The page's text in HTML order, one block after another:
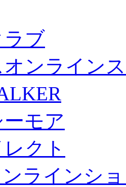
ラブ
ンライン
モア
クト
ラインシ